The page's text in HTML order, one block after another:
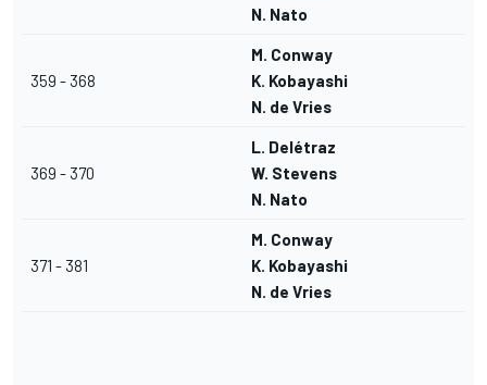
N. Nato
359 - 368
M. Conway
K. Kobayashi
N. de Vries
369 - 370
L. Delétraz
W. Stevens
N. Nato
371 - 381
M. Conway
K. Kobayashi
N. de Vries